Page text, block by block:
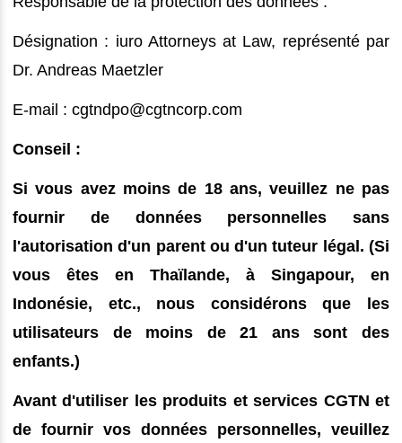
Désignation : iuro Attorneys at Law, représenté par
Dr. Andreas Maetzler
E-mail : cgtndpo@cgtncorp.com
Conseil :
Si vous avez moins de 18 ans, veuillez ne pas
fournir de données personnelles sans
l'autorisation d'un parent ou d'un tuteur légal. (Si
vous êtes en Thaïlande, à Singapour, en
Indonésie, etc., nous considérons que les
utilisateurs de moins de 21 ans sont des
enfants.)
Avant d'utiliser les produits et services CGTN et
de fournir vos données personnelles, veuillez